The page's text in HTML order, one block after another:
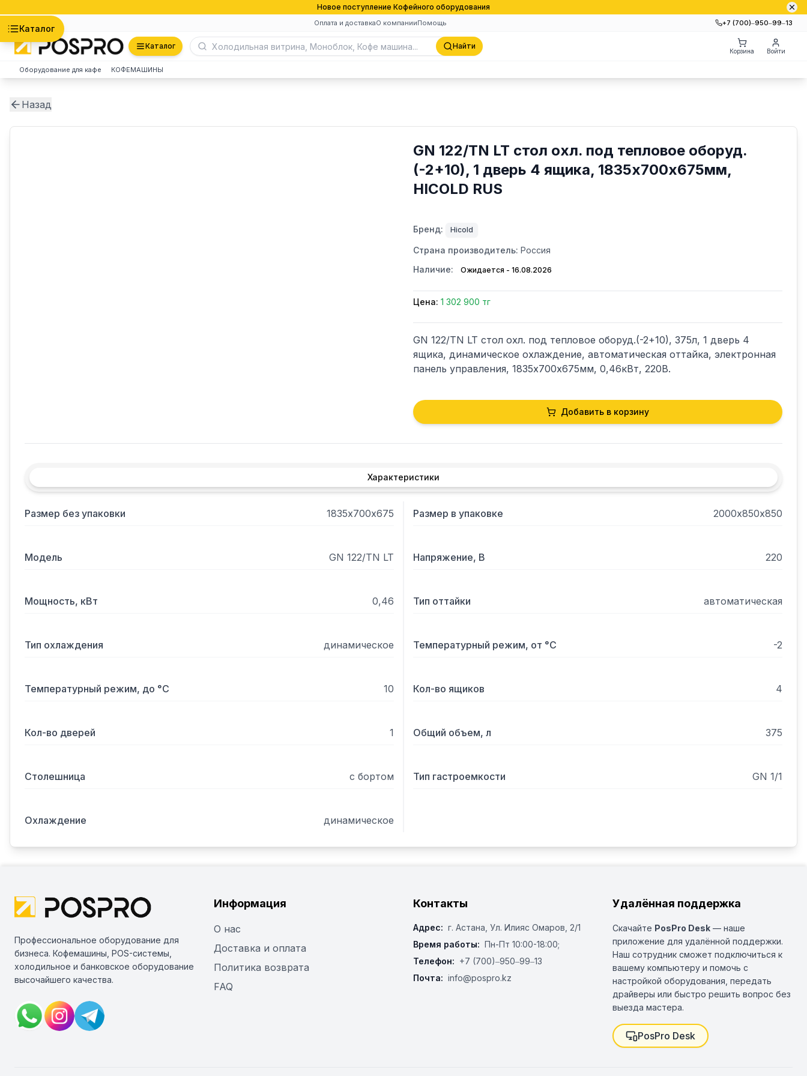
Новое поступление Кофейного оборудования
Оплата и доставкаО компанииПомощь +7 (700)‒950‒99‒13
Каталог
Каталог Найти
Корзина Войти
Оборудование для кафе КОФЕМАШИНЫ
Назад
GN 122/TN LT стол охл. под тепловое оборуд.
(-2+10), 1 дверь 4 ящика, 1835х700х675мм,
HICOLD RUS
Бренд: Hicold
Страна производитель: Россия
Наличие:
Ожидается - 16.08.2026
Цена: 1 302 900 тг
GN 122/TN LT стол охл. под тепловое оборуд.(-2+10), 375л, 1 дверь 4
ящика, динамическое охлаждение, автоматическая оттайка, электронная
панель управления, 1835х700х675мм, 0,46кВт, 220В.
Добавить в корзину
Характеристики
Размер без упаковки 1835х700х675 Размер в упаковке 2000х850х850
Модель GN 122/TN LT Напряжение, В 220
Мощность, кВт 0,46 Тип оттайки автоматическая
Тип охлаждения динамическое Температурный режим, от °С -2
Температурный режим, до °С 10 Кол-во ящиков 4
Кол-во дверей 1 Общий объем, л 375
Столешница с бортом Тип гастроемкости GN 1/1
Охлаждение динамическое
Профессиональное оборудование для
бизнеса. Кофемашины, POS-системы,
холодильное и банковское оборудование
высочайшего качества.
Информация
О нас
Доставка и оплата
Политика возврата
FAQ
Контакты
Адрес: г. Астана, ​Ул. Илияс Омаров, 2/1
Время работы: Пн-Пт 10:00-18:00;
Телефон: +7 (700)‒950‒99‒13
Почта: info@pospro.kz
Удалённая поддержка
Скачайте PosPro Desk — наше
приложение для удалённой поддержки.
Наш сотрудник сможет подключиться к
вашему компьютеру и помочь с
настройкой оборудования, передать
драйверы или быстро решить вопрос без
выезда мастера.
PosPro Desk